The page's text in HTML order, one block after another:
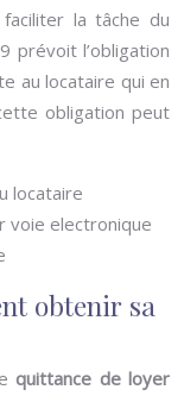
la tâche du
prévoit l’obligation
au locataire qui en
obligation peut
locataire
voie electronique
obtenir sa
quittance de loyer